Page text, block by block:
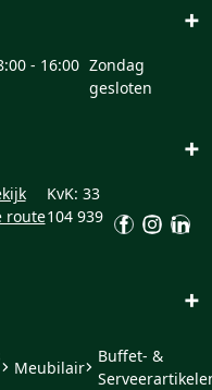
+
- 16:00 Zondag
gesloten
+
route
KvK: 33
104 939
+
Meubilair
Buffet- &